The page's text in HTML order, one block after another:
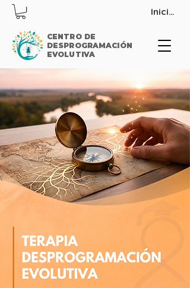
Iniciar
CENTRO DE
DESPROGRAMACIÓN
EVOLUTIVA